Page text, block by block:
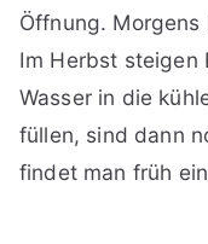
Öffnung.
Im Herbst steigen
Wasser in die
füllen, sind dann
findet man früh